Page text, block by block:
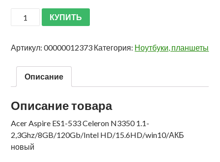
КУПИТЬ
Артикул:00000012373 Категория: Ноутбуки, планшеты
Описание
Описание товара
Acer Aspire ES1-533 Celeron N3350 1.1-
2,3Ghz/8GB/120Gb/Intel HD/15.6HD/win10/АКБ
новый